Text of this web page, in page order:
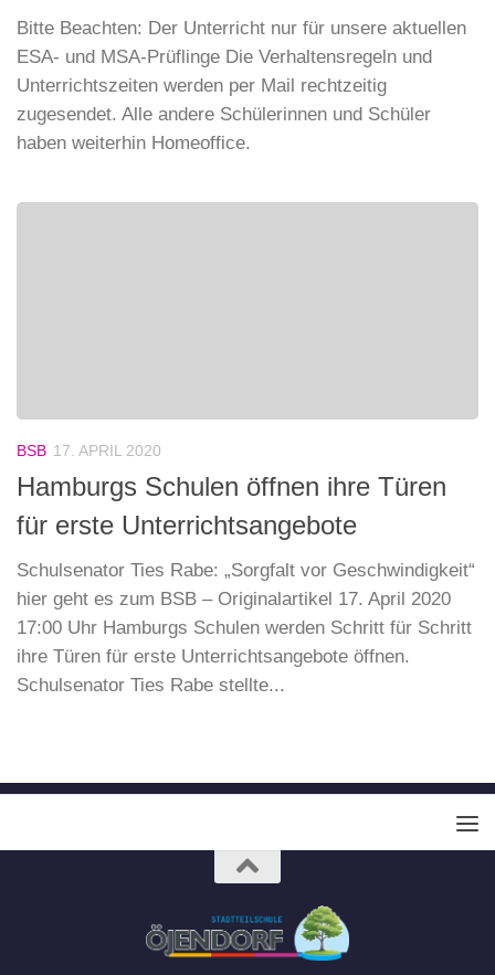
Bitte Beachten: Der Unterricht nur für unsere aktuellen
ESA- und MSA-Prüflinge Die Verhaltensregeln und
Unterrichtszeiten werden per Mail rechtzeitig
zugesendet. Alle andere Schülerinnen und Schüler
haben weiterhin Homeoffice.
BSB 17. APRIL 2020
Hamburgs Schulen öffnen ihre Türen
für erste Unterrichtsangebote
Schulsenator Ties Rabe: „Sorgfalt vor Geschwindigkeit“
hier geht es zum BSB – Originalartikel 17. April 2020
17:00 Uhr Hamburgs Schulen werden Schritt für Schritt
ihre Türen für erste Unterrichtsangebote öffnen.
Schulsenator Ties Rabe stellte...